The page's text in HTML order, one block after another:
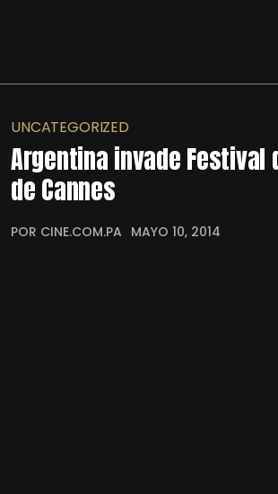
UNCATEGORIZED
Argentina invade Festival
de Cannes
POR CINE.COM.PA MAYO 10, 2014